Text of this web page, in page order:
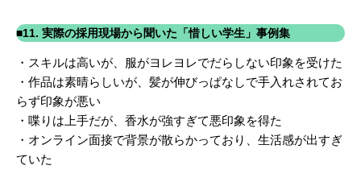
■11. 実際の採用現場から聞いた「惜しい学生」事例集
・スキルは高いが、服がヨレヨレでだらしない印象を受けた
・作品は素晴らしいが、髪が伸びっぱなしで手入れされてお
らず印象が悪い
・喋りは上手だが、香水が強すぎて悪印象を得た
・オンライン面接で背景が散らかっており、生活感が出すぎ
ていた